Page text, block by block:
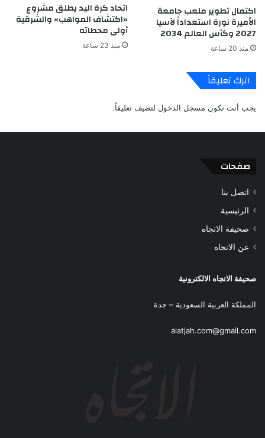
اكتمال تطوير ملعب جامعة
الأميرة نورة استعداداً لآسيا
2027 وكأس العالم 2034
منذ 20 ساعة
اتحاد كرة اليد يطلق مشروع
«اكتشاف المواهب» والشرقية
أولى محطاته
منذ 23 ساعة
اترك تعليقاً
يجب أنت تكون مسجل الدخول لتضيف تعليقاً.
صفحات
اتصل بنا
الرئيسية
صحيفة الاتجاه
عن الاتجاه
صحيفة الاتجاه الالكترونية
المملكة العربية السعودية – جدة
alatjah.com@gmail.com